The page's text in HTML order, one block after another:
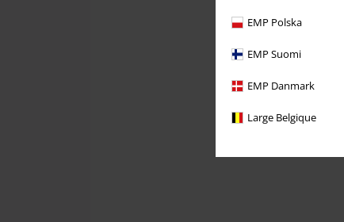
EMP Polska
EMP Suomi
EMP Danmark
Large Belgique